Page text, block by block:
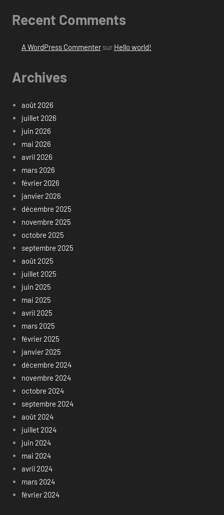
Recent Comments
A WordPress Commentersur Hello world!
Archives
août 2026
juillet 2026
juin 2026
mai 2026
avril 2026
mars 2026
février 2026
janvier 2026
décembre 2025
novembre 2025
octobre 2025
septembre 2025
août 2025
juillet 2025
juin 2025
mai 2025
avril 2025
mars 2025
février 2025
janvier 2025
décembre 2024
novembre 2024
octobre 2024
septembre 2024
août 2024
juillet 2024
juin 2024
mai 2024
avril 2024
mars 2024
février 2024